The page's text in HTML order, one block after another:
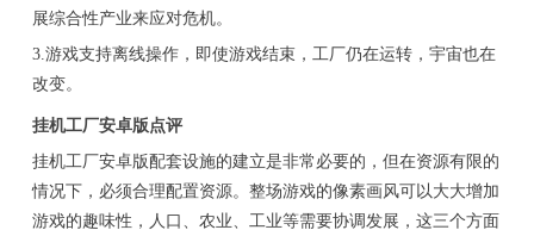
展综合性产业来应对危机。
3.游戏支持离线操作，即使游戏结束，工厂仍在运转，宇宙也在
改变。
挂机工厂安卓版点评
挂机工厂安卓版配套设施的建立是非常必要的，但在资源有限的
情况下，必须合理配置资源。整场游戏的像素画风可以大大增加
游戏的趣味性，人口、农业、工业等需要协调发展，这三个方面